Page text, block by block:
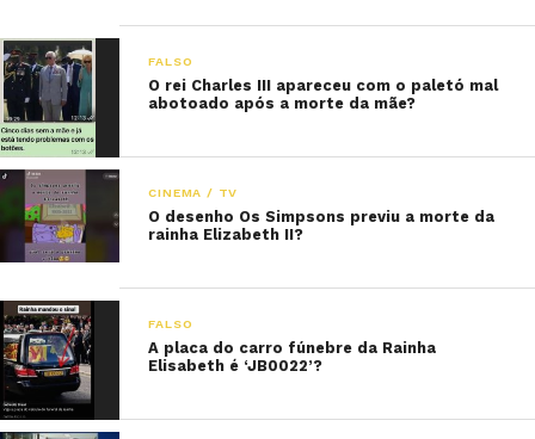
FALSO
O rei Charles III apareceu com o paletó mal
abotoado após a morte da mãe?
CINEMA / TV
O desenho Os Simpsons previu a morte da
rainha Elizabeth II?
FALSO
A placa do carro fúnebre da Rainha
Elisabeth é ‘JB0022’?